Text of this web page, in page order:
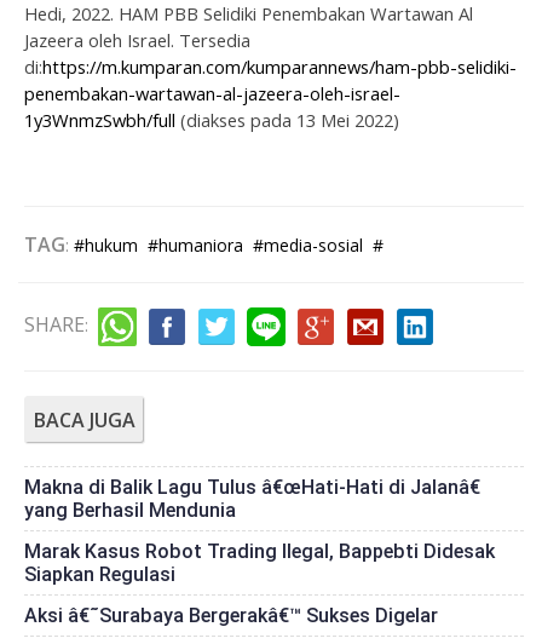
Hedi, 2022. HAM PBB Selidiki Penembakan Wartawan Al
Jazeera oleh Israel. Tersedia
di:https://m.kumparan.com/kumparannews/ham-pbb-selidiki-
penembakan-wartawan-al-jazeera-oleh-israel-
1y3WnmzSwbh/full (diakses pada 13 Mei 2022)
TAG: #hukum #humaniora #media-sosial #
SHARE:
BACA JUGA
Makna di Balik Lagu Tulus â€œHati-Hati di Jalanâ€
yang Berhasil Mendunia
Marak Kasus Robot Trading Ilegal, Bappebti Didesak
Siapkan Regulasi
Aksi â€˜Surabaya Bergerakâ€™ Sukses Digelar